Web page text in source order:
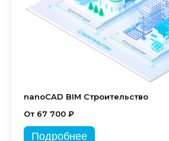
nanoCAD BIM Строительство
От 67 700 ₽
Подробнее